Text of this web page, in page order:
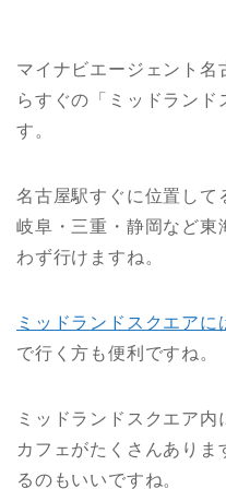
マイナビエージェント名
らすぐの「ミッドランド
す。
名古屋駅すぐに位置して
岐阜・三重・静岡など東
わず行けますね。
ミッドランドスクエアに
で行く方も便利ですね。
ミッドランドスクエア
カフェがたくさんありま
るのもいいですね。